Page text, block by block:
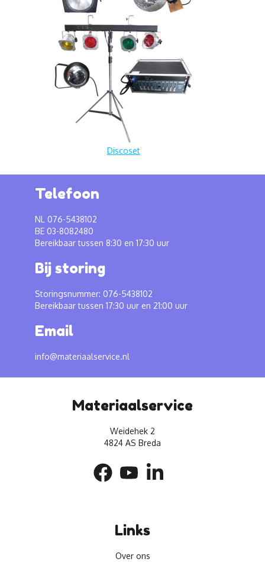
Discoset
Telefoon
NL 076-5438102
BE 03-8082480
Bereikbaar tussen 8:30 en 17:30 uur
Bij storing
Storingsnummer: 076-5438102
Bereikbaar tussen 17:30 uur en 21:00 uur
Email
info@materiaalservice.nl
Materiaalservice
Weidehek 2
4824 AS Breda
Links
Over ons